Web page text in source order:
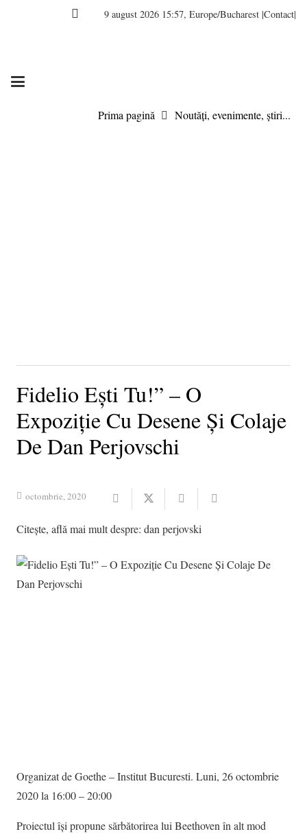
9 august 2026 15:57, Europe/Bucharest |Contact|
Prima pagină Noutăți, evenimente, știri...
Fidelio Ești Tu!” – O
Expoziție Cu Desene Și Colaje
De Dan Perjovschi
octombrie, 2020
Citește, află mai mult despre: dan perjovski
Organizat de Goethe – Institut Bucuresti. Luni, 26 octombrie
2020 la 16:00 – 20:00
Proiectul își propune sărbătorirea lui Beethoven în alt mod